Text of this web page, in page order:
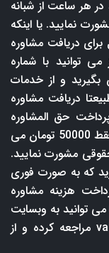
هر ساعت از شبانه
نمایید. یا اینکه
دریافت مشاوره
توانید با شماره
و یا 02147625900 تماس بگیرید و از خدمات
دریافت مشاوره
حق المشاوره
است اما در وکلای تلفنی ما شما با پرداخت فقط 50000 تومان می
حقوقی مشورت نمایید.
که به صورت فوری
هزینه مشاوره
توانید به وبسایت
مراجعه کرده و از